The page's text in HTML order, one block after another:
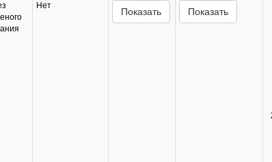
Нет
Показать Показать